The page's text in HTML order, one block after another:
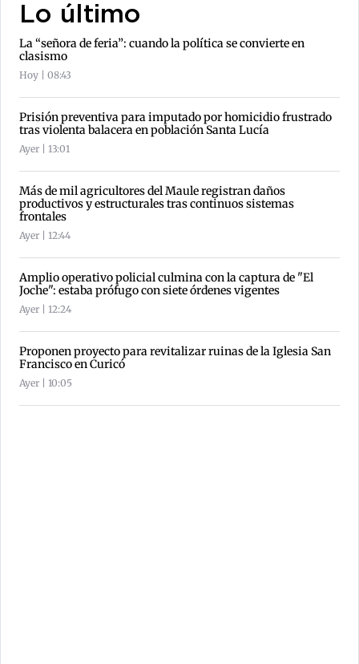
Lo último
La “señora de feria”: cuando la política se convierte en
clasismo
Hoy | 08:43
Prisión preventiva para imputado por homicidio frustrado
tras violenta balacera en población Santa Lucía
Ayer | 13:01
Más de mil agricultores del Maule registran daños
productivos y estructurales tras continuos sistemas
frontales
Ayer | 12:44
Amplio operativo policial culmina con la captura de "El
Joche": estaba prófugo con siete órdenes vigentes
Ayer | 12:24
Proponen proyecto para revitalizar ruinas de la Iglesia San
Francisco en Curicó
Ayer | 10:05